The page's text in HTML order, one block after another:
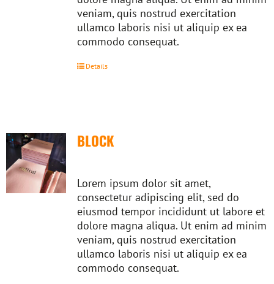
veniam, quis nostrud exercitation
ullamco laboris nisi ut aliquip ex ea
commodo consequat.
Details
BLOCK
Lorem ipsum dolor sit amet,
consectetur adipiscing elit, sed do
eiusmod tempor incididunt ut labore et
dolore magna aliqua. Ut enim ad minim
veniam, quis nostrud exercitation
ullamco laboris nisi ut aliquip ex ea
commodo consequat.